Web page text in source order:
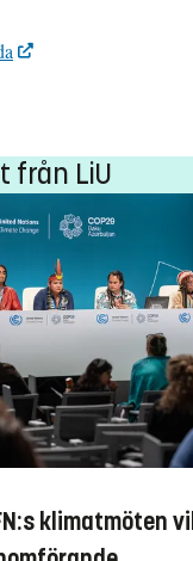
från LiU
klimatmöten